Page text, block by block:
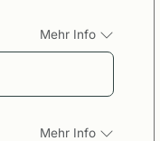
Mehr Info
Mehr Info